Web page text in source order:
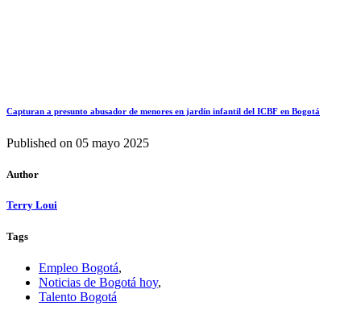
Capturan a presunto abusador de menores en jardín infantil del ICBF en Bogotá
Published on 05 mayo 2025
Author
Terry Loui
Tags
Empleo Bogotá,
Noticias de Bogotá hoy,
Talento Bogotá